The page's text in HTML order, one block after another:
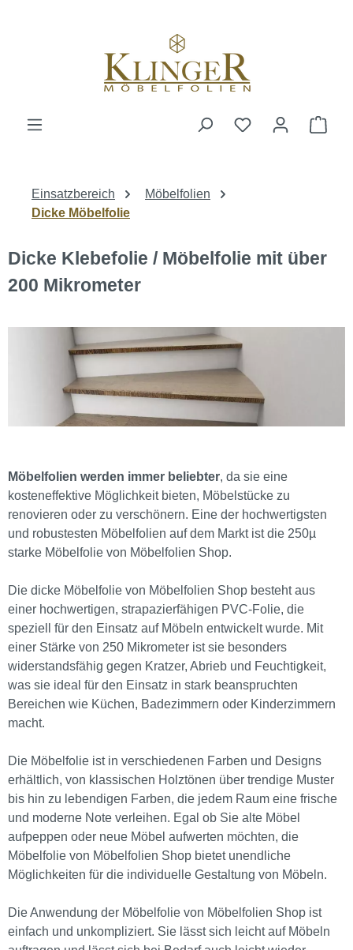
Einsatzbereich
Möbelfolien
Dicke Möbelfolie
Dicke Klebefolie / Möbelfolie mit über
200 Mikrometer
Möbelfolien werden immer beliebter, da sie eine
kosteneffektive Möglichkeit bieten, Möbelstücke zu
renovieren oder zu verschönern. Eine der hochwertigsten
und robustesten Möbelfolien auf dem Markt ist die 250µ
starke Möbelfolie von Möbelfolien Shop.
Die dicke Möbelfolie von Möbelfolien Shop besteht aus
einer hochwertigen, strapazierfähigen PVC-Folie, die
speziell für den Einsatz auf Möbeln entwickelt wurde. Mit
einer Stärke von 250 Mikrometer ist sie besonders
widerstandsfähig gegen Kratzer, Abrieb und Feuchtigkeit,
was sie ideal für den Einsatz in stark beanspruchten
Bereichen wie Küchen, Badezimmern oder Kinderzimmern
macht.
Die Möbelfolie ist in verschiedenen Farben und Designs
erhältlich, von klassischen Holztönen über trendige Muster
bis hin zu lebendigen Farben, die jedem Raum eine frische
und moderne Note verleihen. Egal ob Sie alte Möbel
aufpeppen oder neue Möbel aufwerten möchten, die
Möbelfolie von Möbelfolien Shop bietet unendliche
Möglichkeiten für die individuelle Gestaltung von Möbeln.
Die Anwendung der Möbelfolie von Möbelfolien Shop ist
einfach und unkompliziert. Sie lässt sich leicht auf Möbeln